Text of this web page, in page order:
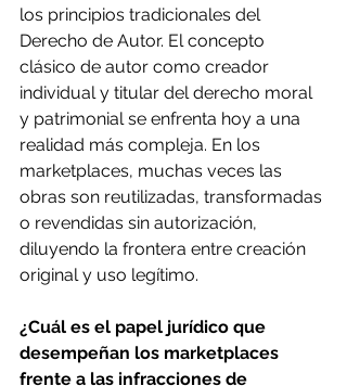
los principios tradicionales del
Derecho de Autor. El concepto
clásico de autor como creador
individual y titular del derecho moral
y patrimonial se enfrenta hoy a una
realidad más compleja. En los
marketplaces, muchas veces las
obras son reutilizadas, transformadas
o revendidas sin autorización,
diluyendo la frontera entre creación
original y uso legítimo.
¿Cuál es el papel jurídico que
desempeñan los marketplaces
frente a las infracciones de